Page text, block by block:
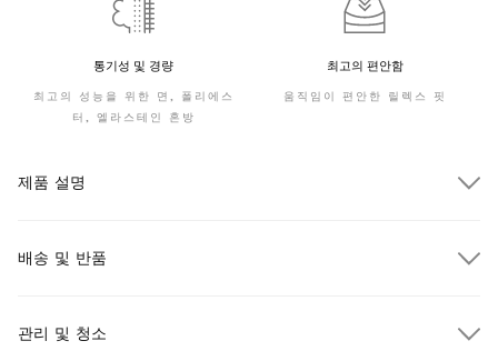
통기성 및 경량
최고의 성능을 위한 면, 폴리에스
터, 엘라스테인 혼방
최고의 편안함
움직임이 편안한 릴렉스 핏
제품 설명
배송 및 반품
관리 및 청소